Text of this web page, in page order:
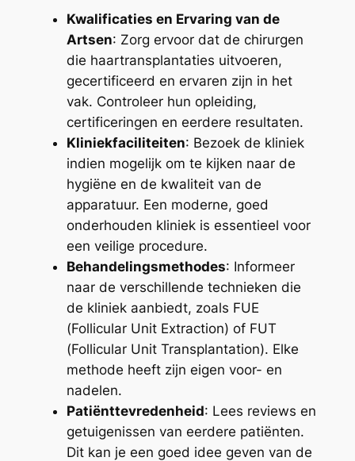
Kwalificaties en Ervaring van de
Artsen: Zorg ervoor dat de chirurgen
die haartransplantaties uitvoeren,
gecertificeerd en ervaren zijn in het
vak. Controleer hun opleiding,
certificeringen en eerdere resultaten.
Kliniekfaciliteiten: Bezoek de kliniek
indien mogelijk om te kijken naar de
hygiëne en de kwaliteit van de
apparatuur. Een moderne, goed
onderhouden kliniek is essentieel voor
een veilige procedure.
Behandelingsmethodes: Informeer
naar de verschillende technieken die
de kliniek aanbiedt, zoals FUE
(Follicular Unit Extraction) of FUT
(Follicular Unit Transplantation). Elke
methode heeft zijn eigen voor- en
nadelen.
Patiënttevredenheid: Lees reviews en
getuigenissen van eerdere patiënten.
Dit kan je een goed idee geven van de